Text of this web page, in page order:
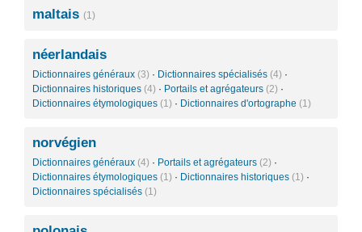
maltais (1)
néerlandais
Dictionnaires généraux (3) · Dictionnaires spécialisés (4) ·
Dictionnaires historiques (4) · Portails et agrégateurs (2) ·
Dictionnaires étymologiques (1) · Dictionnaires d'ortographe (1)
norvégien
Dictionnaires généraux (4) · Portails et agrégateurs (2) ·
Dictionnaires étymologiques (1) · Dictionnaires historiques (1) ·
Dictionnaires spécialisés (1)